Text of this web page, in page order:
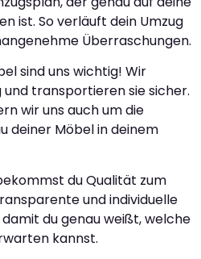
ist. So verläuft dein Umzug
Überraschungen.
sind uns wichtig! Wir
transportieren sie sicher.
wir uns auch um die
deiner Möbel in deinem
du Qualität zum
und individuelle
du genau weißt, welche
kannst.